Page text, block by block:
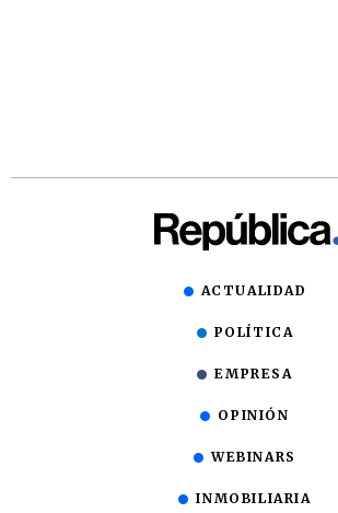
ACTUALIDAD
POLÍTICA
EMPRESA
OPINIÓN
WEBINARS
INMOBILIARIA